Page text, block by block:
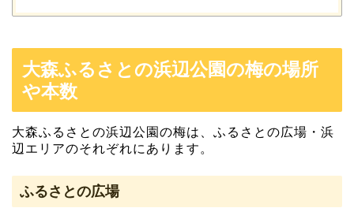
大森ふるさとの浜辺公園の梅の場所
や本数
大森ふるさとの浜辺公園の梅は、ふるさとの広場・浜
辺エリアのそれぞれにあります。
ふるさとの広場